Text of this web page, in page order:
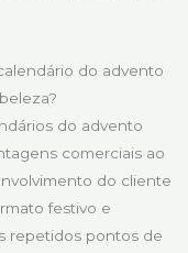
do advento
do advento
comerciais ao
do cliente
festivo e
repetidos pontos de